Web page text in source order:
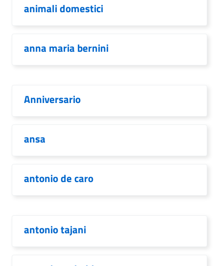
animali domestici
anna maria bernini
Anniversario
ansa
antonio de caro
antonio tajani